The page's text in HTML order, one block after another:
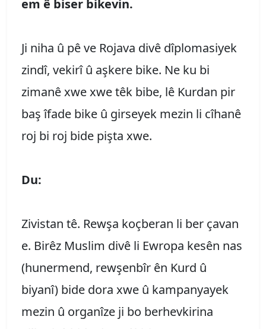
em ê biser bikevin.
Ji niha û pê ve Rojava divê dîplomasiyek
zindî, vekirî û aşkere bike. Ne ku bi
zimanê xwe xwe têk bibe, lê Kurdan pir
baş îfade bike û girseyek mezin li cîhanê
roj bi roj bide pişta xwe.
Du:
Zivistan tê. Rewşa koçberan li ber çavan
e. Birêz Muslim divê li Ewropa kesên nas
(hunermend, rewşenbîr ên Kurd û
biyanî) bide dora xwe û kampanyayek
mezin û organîze ji bo berhevkirina